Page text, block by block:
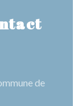
de
in een nieuw